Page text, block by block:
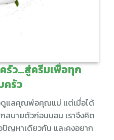
รัว…สู่ครีมเพื่อทุก
ครัว
ดูแลคุณพ่อคุณแม่ แต่เมื่อได้
สบายตัวก่อนนอน เราจึงคิด
ปัญหาเดียวกัน และคงอยาก